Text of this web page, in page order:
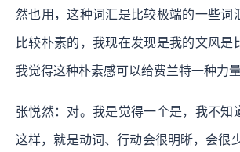
然也用，这种词汇是比较极端的一些词
比较朴素的，我现在发现是我的文风是
我觉得这种朴素感可以给费兰特一种力量
张悦然：对。我是觉得一个是，我不知
这样，就是动词、行动会很明晰，会很少